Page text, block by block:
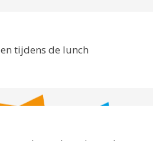
tijdens de lunch